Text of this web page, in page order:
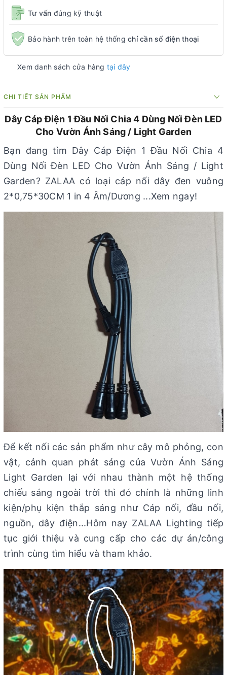
Tư vấn đúng kỹ thuật
Bảo hành trên toàn hệ thống chỉ cần số điện thoại
Xem danh sách cửa hàng tại đây
CHI TIẾT SẢN PHẨM
Dây Cáp Điện 1 Đầu Nối Chia 4 Dùng Nối Đèn LED
Cho Vườn Ánh Sáng / Light Garden
Bạn đang tìm Dây Cáp Điện 1 Đầu Nối Chia 4
Dùng Nối Đèn LED Cho Vườn Ánh Sáng / Light
Garden? ZALAA có loại cáp nối dây đen vuông
2*0,75*30CM 1 in 4 Âm/Dương ...Xem ngay!
Để kết nối các sản phẩm như cây mô phỏng, con
vật, cảnh quan phát sáng của Vườn Ánh Sáng
Light Garden lại với nhau thành một hệ thống
chiếu sáng ngoài trời thì đó chính là những linh
kiện/phụ kiện thắp sáng như Cáp nối, đầu nối,
nguồn, dây điện...Hôm nay ZALAA Lighting tiếp
tục giới thiệu và cung cấp cho các dự án/công
trình cùng tìm hiểu và tham khảo.